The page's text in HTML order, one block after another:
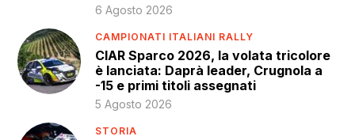
6 Agosto 2026
CAMPIONATI ITALIANI RALLY
CIAR Sparco 2026, la volata tricolore
è lanciata: Daprà leader, Crugnola a
-15 e primi titoli assegnati
5 Agosto 2026
STORIA